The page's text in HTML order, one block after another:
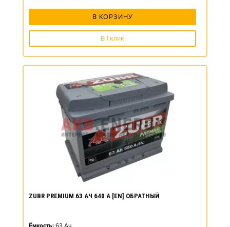
В КОРЗИНУ
В 1 клик
ZUBR PREMIUM 63 АЧ 640 А [EN] ОБРАТНЫЙ